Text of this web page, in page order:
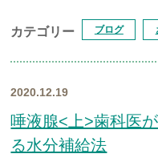
カテゴリー ブログ
2020.12.19
唾液腺<上>歯科医
る水分補給法